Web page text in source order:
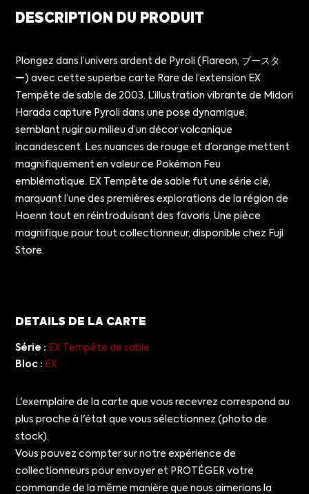
DESCRIPTION DU PRODUIT
Plongez dans l’univers ardent de Pyroli (Flareon, ブースタ
ー) avec cette superbe carte Rare de l’extension EX
Tempête de sable de 2003. L’illustration vibrante de Midori
Harada capture Pyroli dans une pose dynamique,
semblant rugir au milieu d’un décor volcanique
incandescent. Les nuances de rouge et d’orange mettent
magnifiquement en valeur ce Pokémon Feu
emblématique. EX Tempête de sable fut une série clé,
marquant l’une des premières explorations de la région de
Hoenn tout en réintroduisant des favoris. Une pièce
magnifique pour tout collectionneur, disponible chez Fuji
Store.
DETAILS DE LA CARTE
Série : EX Tempête de sable
Bloc : EX
L'exemplaire de la carte que vous recevrez correspond au
plus proche à l'état que vous sélectionnez (photo de
stock).
Vous pouvez compter sur notre expérience de
collectionneurs pour envoyer et PROTÉGER votre
commande de la même manière que nous aimerions la